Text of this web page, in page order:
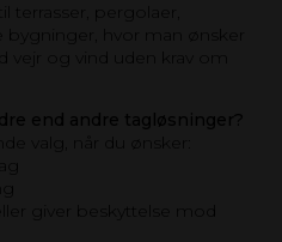
terrasser, pergolaer,
bygninger, hvor man ønsker
vejr og vind uden krav om
end andre tagløsninger?
valg, når du ønsker:
giver beskyttelse mod